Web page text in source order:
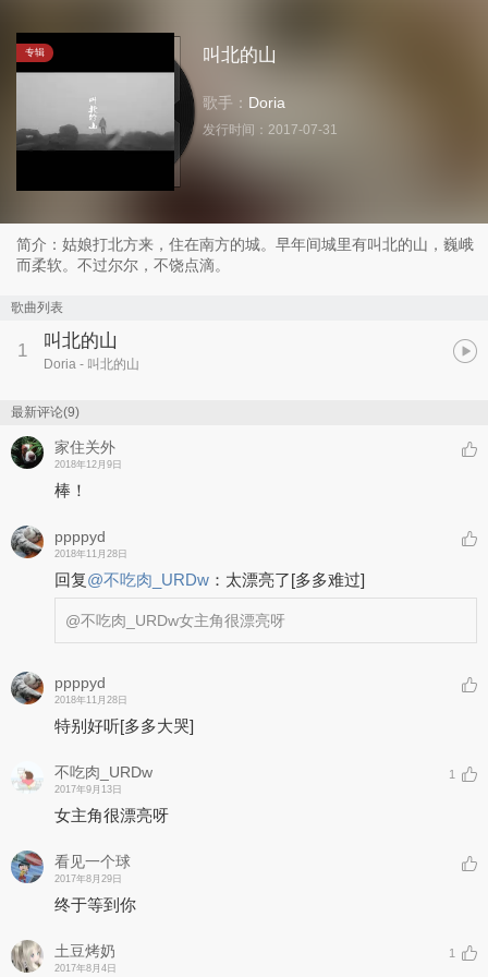
专辑 叫北的山
歌手： Doria
发行时间： 2017-07-31
简介：姑娘打北方来，住在南方的城。早年间城里有叫北的山，巍峨
而柔软。不过尔尔，不饶点滴。
歌曲列表
1 叫北的山
Doria - 叫北的山
最新评论(9)
家住关外
2018年12月9日
棒！
ppppyd
2018年11月28日
回复@不吃肉_URDw ： 太漂亮了[多多难过]
@不吃肉_URDw女主角很漂亮呀
ppppyd
2018年11月28日
特别好听[多多大哭]
不吃肉_URDw
2017年9月13日
1
女主角很漂亮呀
看见一个球
2017年8月29日
终于等到你
土豆烤奶
2017年8月4日
1